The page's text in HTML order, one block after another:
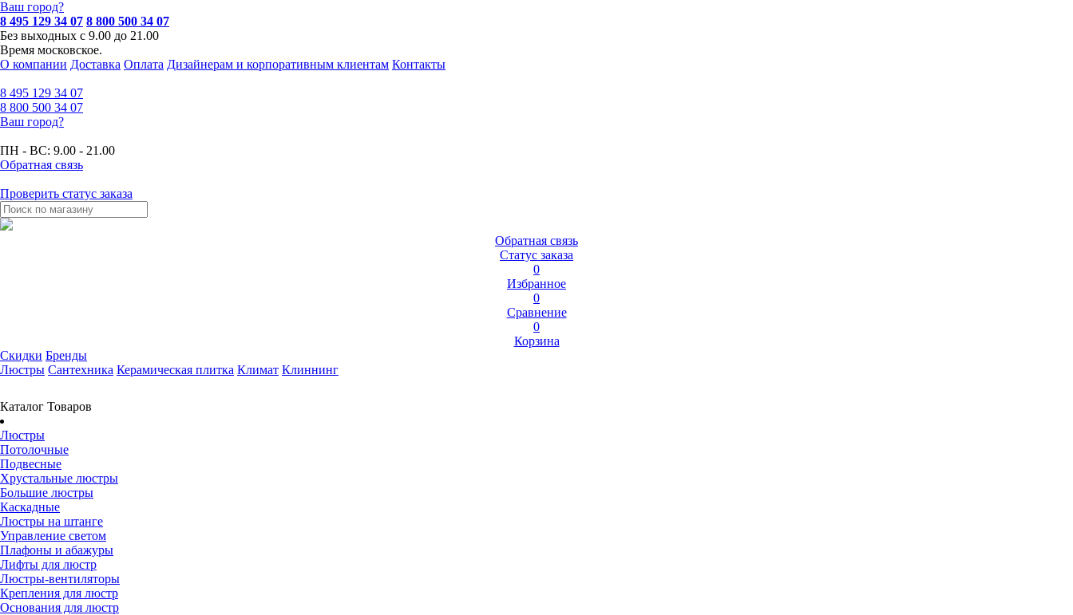
Ваш город?
8 495 129 34 07 8 800 500 34 07
Без выходных с 9.00 до 21.00
Время московское.
О компании Доставка Оплата Дизайнерам и корпоративным клиентам Контакты
8 495 129 34 07
8 800 500 34 07
Ваш город?
ПН - ВС: 9.00 - 21.00
Обратная связь
Проверить статус заказа
Обратная связь
Статус заказа
0
Избранное
0
Сравнение
0
Корзина
Скидки Бренды
Люстры Сантехника Керамическая плитка Климат Клиннинг
Каталог Товаров
Люстры
Потолочные
Подвесные
Хрустальные люстры
Большие люстры
Каскадные
Люстры на штанге
Управление светом
Плафоны и абажуры
Лифты для люстр
Люстры-вентиляторы
Крепления для люстр
Основания для люстр